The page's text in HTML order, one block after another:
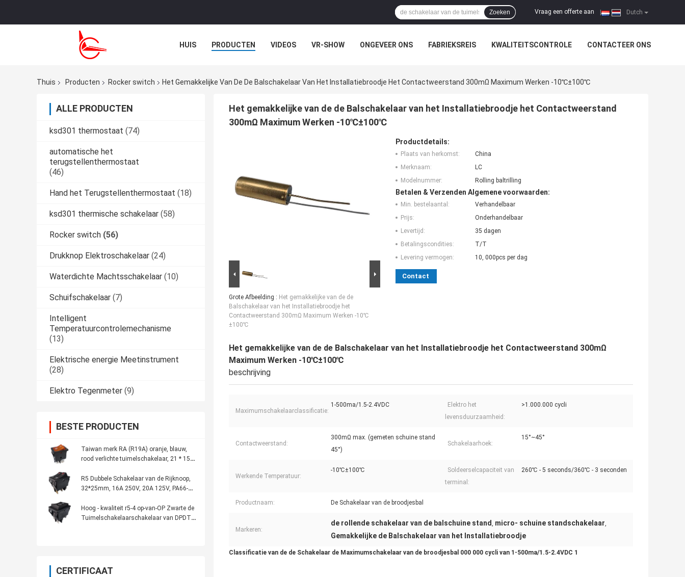
Dutch
Vraag een offerte aan
Zoeken
HUIS PRODUCTEN VIDEOS VR-SHOW ONGEVEER ONS FABRIEKSREIS KWALITEITSCONTROLE CONTACTEER ONS
Thuis
Producten Rocker switch Het Gemakkelijke Van De De Balschakelaar Van Het Installatiebroodje Het Contactweerstand 300mΩ Maximum Werken -10℃±100℃
ALLE PRODUCTEN
ksd301 thermostaat (74)
automatische het
terugstellenthermostaat
(46)
Hand het Terugstellenthermostaat (18)
ksd301 thermische schakelaar (58)
Rocker switch (56)
Drukknop Elektroschakelaar (24)
Waterdichte Machtsschakelaar (10)
Schuifschakelaar (7)
Intelligent
Temperatuurcontrolemechanisme
(13)
Elektrische energie Meetinstrument
(28)
Elektro Tegenmeter (9)
BESTE PRODUCTEN
Taiwan merk RA (R19A) oranje, blauw,
rood verlichte tuimelschakelaar, 21 * 15
R5 Dubbele Schakelaar van de Rijknoop,
32*25mm, 16A 250V, 20A 125V, PA66-
Hoog - kwaliteit r5-4 op-van-OP Zwarte de
Tuimelschakelaarschakelaar van DPDT,
CERTIFICAAT
Het gemakkelijke van de de Balschakelaar van het Installatiebroodje het Contactweerstand
300mΩ Maximum Werken -10℃±100℃
Grote Afbeelding : Het gemakkelijke van de de
Balschakelaar van het Installatiebroodje het
Contactweerstand 300mΩ Maximum Werken -10℃
±100℃
Productdetails:
Plaats van herkomst:
China
Merknaam:
LC
Modelnummer:
Rolling baltrilling
Betalen & Verzenden Algemene voorwaarden:
Min. bestelaantal:
Verhandelbaar
Prijs:
Onderhandelbaar
Levertijd:
35 dagen
Betalingscondities:
T/T
Levering vermogen:
10, 000pcs per dag
Contact
Het gemakkelijke van de de Balschakelaar van het Installatiebroodje het Contactweerstand 300mΩ
Maximum Werken -10℃±100℃
beschrijving
Maximumschakelaarclassificatie:
1-500ma/1.5-2.4VDC
Elektro het
levensduurzaamheid:
>1.000.000 cycli
Contactweerstand:
300mΩ max. (gemeten schuine stand
45°)
Schakelaarhoek:
15°~45°
Werkende Temperatuur:
-10℃±100℃
Soldeerselcapaciteit van
terminal:
260℃ - 5 seconds/360℃ - 3 seconden
Productnaam: De Schakelaar van de broodjesbal
Markeren:
de rollende schakelaar van de balschuine stand, micro- schuine standschakelaar,
Gemakkelijke de Balschakelaar van het Installatiebroodje
Classificatie van de de Schakelaar de Maximumschakelaar van de broodjesbal 000 000 cycli van 1-500ma/1.5-2.4VDC 1